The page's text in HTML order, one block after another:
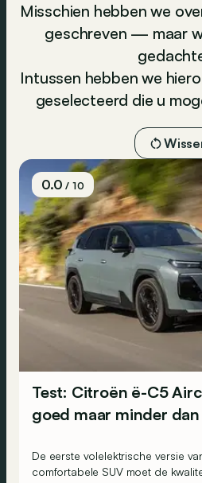
Misschien hebben we
geschreven — maar
Intussen hebben we
geselecteerd die u
0.0/ 10
Test: Citroën ë-C5
goed maar minder
De eerste volelektrische versie
comfortabele SUV moet de